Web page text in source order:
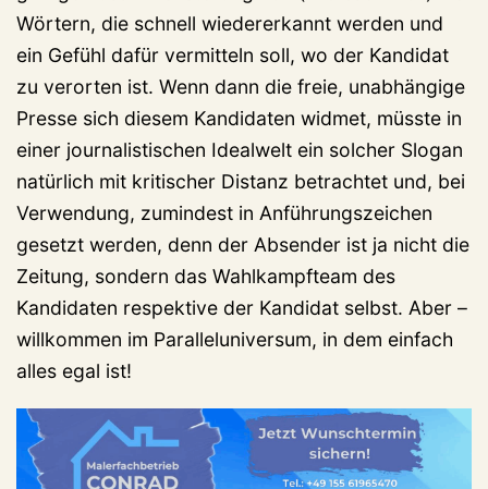
Wörtern, die schnell wiedererkannt werden und
ein Gefühl dafür vermitteln soll, wo der Kandidat
zu verorten ist. Wenn dann die freie, unabhängige
Presse sich diesem Kandidaten widmet, müsste in
einer journalistischen Idealwelt ein solcher Slogan
natürlich mit kritischer Distanz betrachtet und, bei
Verwendung, zumindest in Anführungszeichen
gesetzt werden, denn der Absender ist ja nicht die
Zeitung, sondern das Wahlkampfteam des
Kandidaten respektive der Kandidat selbst. Aber –
willkommen im Paralleluniversum, in dem einfach
alles egal ist!